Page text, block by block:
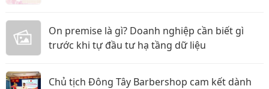
On premise là gì? Doanh nghiệp cần biết gì
trước khi tự đầu tư hạ tầng dữ liệu
Chủ tịch Đông Tây Barbershop cam kết dành